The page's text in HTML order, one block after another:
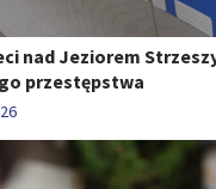
nad Jeziorem
przestępstwa